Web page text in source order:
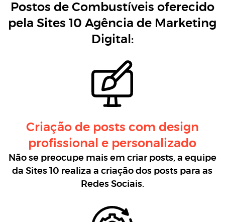
Postos de Combustíveis oferecido
pela Sites 10 Agência de Marketing
Digital:
Criação de posts com design
profissional e personalizado
Não se preocupe mais em criar posts, a equipe
da Sites 10 realiza a criação dos posts para as
Redes Sociais.